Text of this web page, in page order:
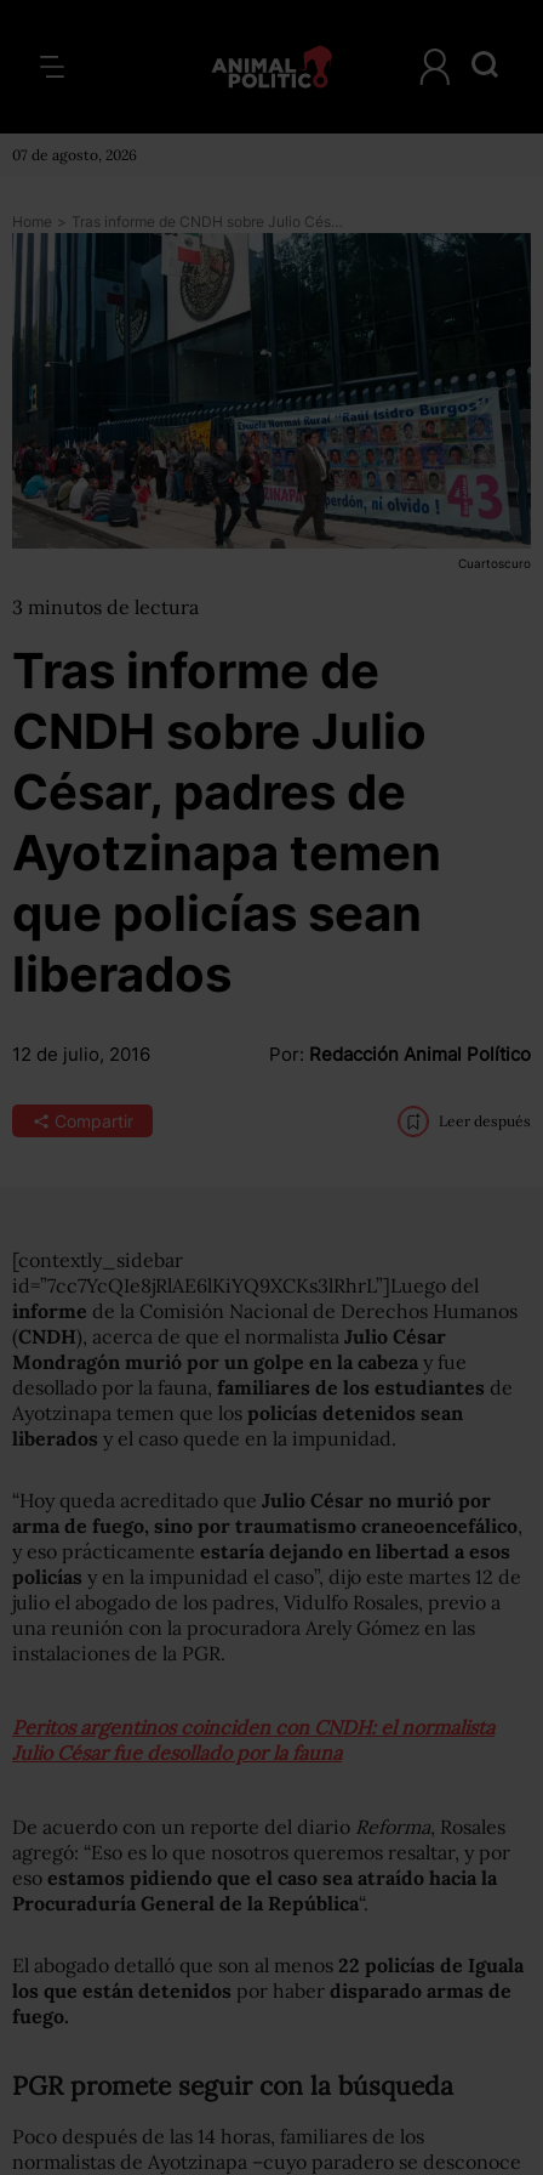
07 de agosto, 2026
Home > Tras informe de CNDH sobre Julio César, padres de Ayotzinapa temen que policías sean liberados
Cuartoscuro
3 minutos de lectura
Tras informe de
CNDH sobre Julio
César, padres de
Ayotzinapa temen
que policías sean
liberados
12 de julio, 2016 Por: Redacción Animal Político
Compartir Leer después
[contextly_sidebar
id=”7cc7YcQIe8jRlAE6lKiYQ9XCKs3lRhrL”]Luego del
informe de la Comisión Nacional de Derechos Humanos
(CNDH), acerca de que el normalista Julio César
Mondragón murió por un golpe en la cabeza y fue
desollado por la fauna, familiares de los estudiantes de
Ayotzinapa temen que los policías detenidos sean
liberados y el caso quede en la impunidad.
“Hoy queda acreditado que Julio César no murió por
arma de fuego, sino por traumatismo craneoencefálico,
y eso prácticamente estaría dejando en libertad a esos
policías y en la impunidad el caso”, dijo este martes 12 de
julio el abogado de los padres, Vidulfo Rosales, previo a
una reunión con la procuradora Arely Gómez en las
instalaciones de la PGR.
Peritos argentinos coinciden con CNDH: el normalista
Julio César fue desollado por la fauna
De acuerdo con un reporte del diario Reforma, Rosales
agregó: “Eso es lo que nosotros queremos resaltar, y por
eso estamos pidiendo que el caso sea atraído hacia la
Procuraduría General de la República“.
El abogado detalló que son al menos 22 policías de Iguala
los que están detenidos por haber disparado armas de
fuego.
PGR promete seguir con la búsqueda
Poco después de las 14 horas, familiares de los
normalistas de Ayotzinapa –cuyo paradero se desconoce